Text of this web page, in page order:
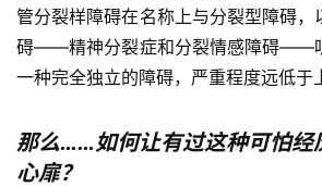
管分裂样障碍在名称上与分裂型障碍
碍——精神分裂症和分裂情感障碍——
一种完全独立的障碍，严重程度远低于
那么……如何让有过这种可怕经
心扉？